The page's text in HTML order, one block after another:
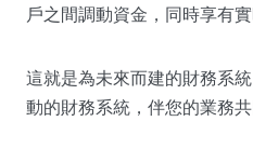
戶之間調動資金，同時享有實
這就是為未來而建的財務系
動的財務系統，伴您的業務共